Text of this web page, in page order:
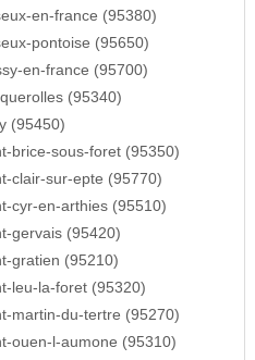
en-france (95380)
pontoise (95650)
en-france (95700)
(95340)
(95450)
brice-sous-foret (95350)
clair-sur-epte (95770)
cyr-en-arthies (95510)
gervais (95420)
gratien (95210)
leu-la-foret (95320)
martin-du-tertre (95270)
ouen-l-aumone (95310)